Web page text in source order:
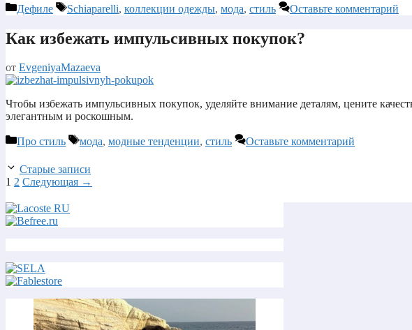
Рубрики
Дефиле Метки
Schiaparelli, коллекции одежды, мода, стиль Оставьте комментарий
Как избежать импульсивных покупок?
от EvgeniyaMazaeva
Чтобы избежать импульсивных покупок, уделяйте внимание деталям, цените
элегантным и роскошным.
Рубрики
Про стиль Метки
мода, модные тенденции, стиль Оставьте комментарий
Старые записи
Страница
1 Страница
2 Следующая →